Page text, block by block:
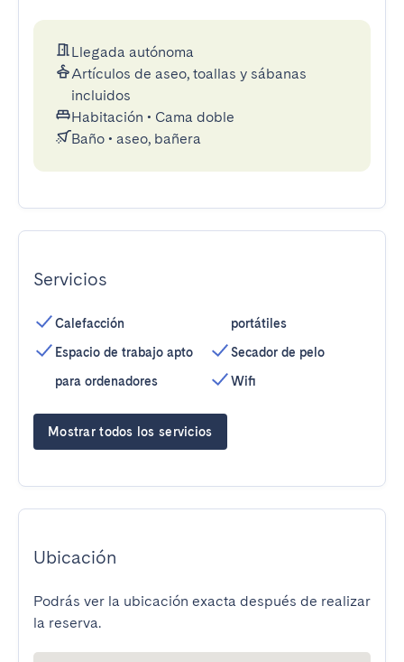
Llegada autónoma
Artículos de aseo, toallas y sábanas
incluidos
Habitación • Cama doble
Baño • aseo, bañera
Servicios
Calefacción
Espacio de trabajo apto
para ordenadores
portátiles
Secador de pelo
Wifi
Mostrar todos los servicios
Ubicación
Podrás ver la ubicación exacta después de realizar
la reserva.